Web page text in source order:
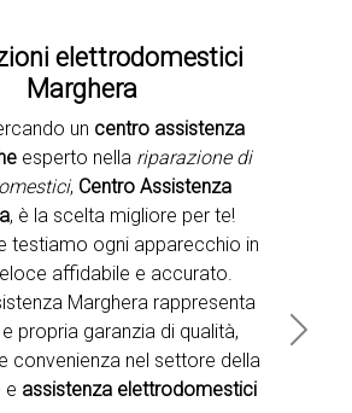
Second slide
elettrodomestici
Marghera
un centro assistenza
esperto nella riparazione di
, Centro Assistenza
, è la scelta migliore per te!
testiamo ogni apparecchio in
affidabile e accurato.
Marghera rappresenta
propria garanzia di qualità,
convenienza nel settore della
e assistenza elettrodomestici
Next